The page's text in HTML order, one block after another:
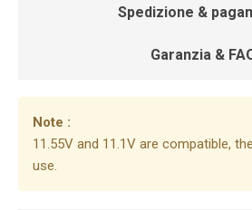
Spedizione &
Garanzia &
Note :
11.55V and 11.1V are compatible,
use.